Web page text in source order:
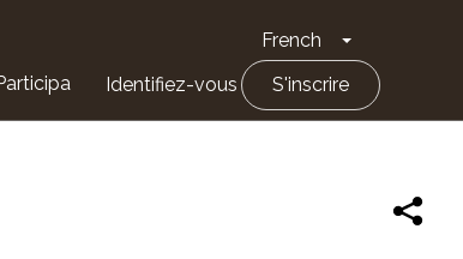
French Toggle
Identifiez-vous S'inscrire